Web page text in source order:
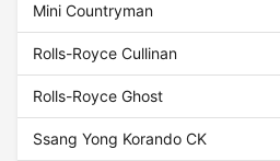
Mini Countryman
Rolls-Royce Cullinan
Rolls-Royce Ghost
Ssang Yong Korando CK